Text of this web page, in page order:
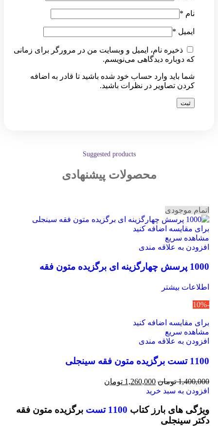
نام *
ایمیل *
ذخیره نام، ایمیل و وبسایت من در مرورگر برای زمانی
که دوباره دیدگاهی می‌نویسم.
شما باید وارد حساب خود شده باشید تا قادر به اضافه
کردن تصاویر در نظرات باشید.
Suggested products
محصولات پیشنهادی
اتمام موجودی
برای مقایسه اضافه کنید
مشاهده سریع
افزودن به علاقه مندی
1000 پرسش چهارگزینه ای برگزیده متون فقه
اطلاعات بیشتر
-10%
برای مقایسه اضافه کنید
مشاهده سریع
افزودن به علاقه مندی
1100 تست برگزیده متون فقه سینجلی
1,400,000 تومان 1,260,000 تومان
افزودن به سبد خرید
ویژگی های بارز کتاب 1100 تست
برگزیده متون فقه
دکتر سینجلی